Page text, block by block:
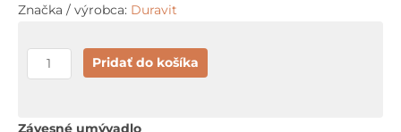
Značka / výrobca: Duravit
množstvo
Duravit
Air
Pridať do košíka
Závesné umývadlo